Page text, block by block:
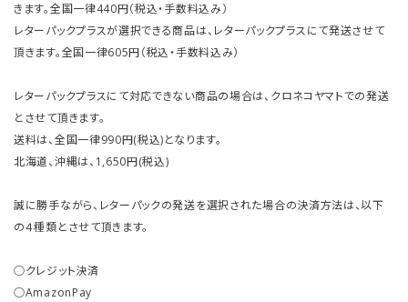
きます。全国一律440円（税込・手数料込み）
レターパックプラスが選択できる商品は、レターパックプラスにて発送させて
頂きます。全国一律605円（税込・手数料込み）
レターパックプラスにて対応できない商品の場合は、クロネコヤマトでの発送
とさせて頂きます。
送料は、全国一律990円(税込)となります。
北海道、沖縄は、1,650円(税込)
誠に勝手ながら、レターパックの発送を選択された場合の決済方法は、以下
の４種類とさせて頂きます。
○クレジット決済
○AmazonPay